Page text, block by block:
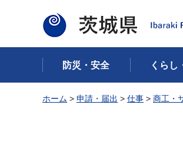
茨城県
防災・安全 くらし
ホーム > 申請・届出 > 仕事 > 商工・